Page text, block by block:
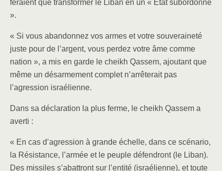
feraient que transformer le Liban en un « État subordonné
».
« Si vous abandonnez vos armes et votre souveraineté
juste pour de l’argent, vous perdez votre âme comme
nation », a mis en garde le cheikh Qassem, ajoutant que
même un désarmement complet n’arrêterait pas
l’agression israélienne.
Dans sa déclaration la plus ferme, le cheikh Qassem a
averti :
« En cas d’agression à grande échelle, dans ce scénario,
la Résistance, l’armée et le peuple défendront (le Liban).
Des missiles s’abattront sur l’entité (israélienne), et toute